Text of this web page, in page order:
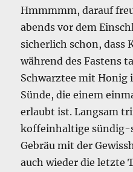
Hmmmmm, darauf
abends vor dem
sicherlich schon, dass
während des Fastens
Schwarztee mit Honig
Sünde, die einem
erlaubt ist. Langsam
koffeinhaltige sündig-
Gebräu mit der
auch wieder die letzte